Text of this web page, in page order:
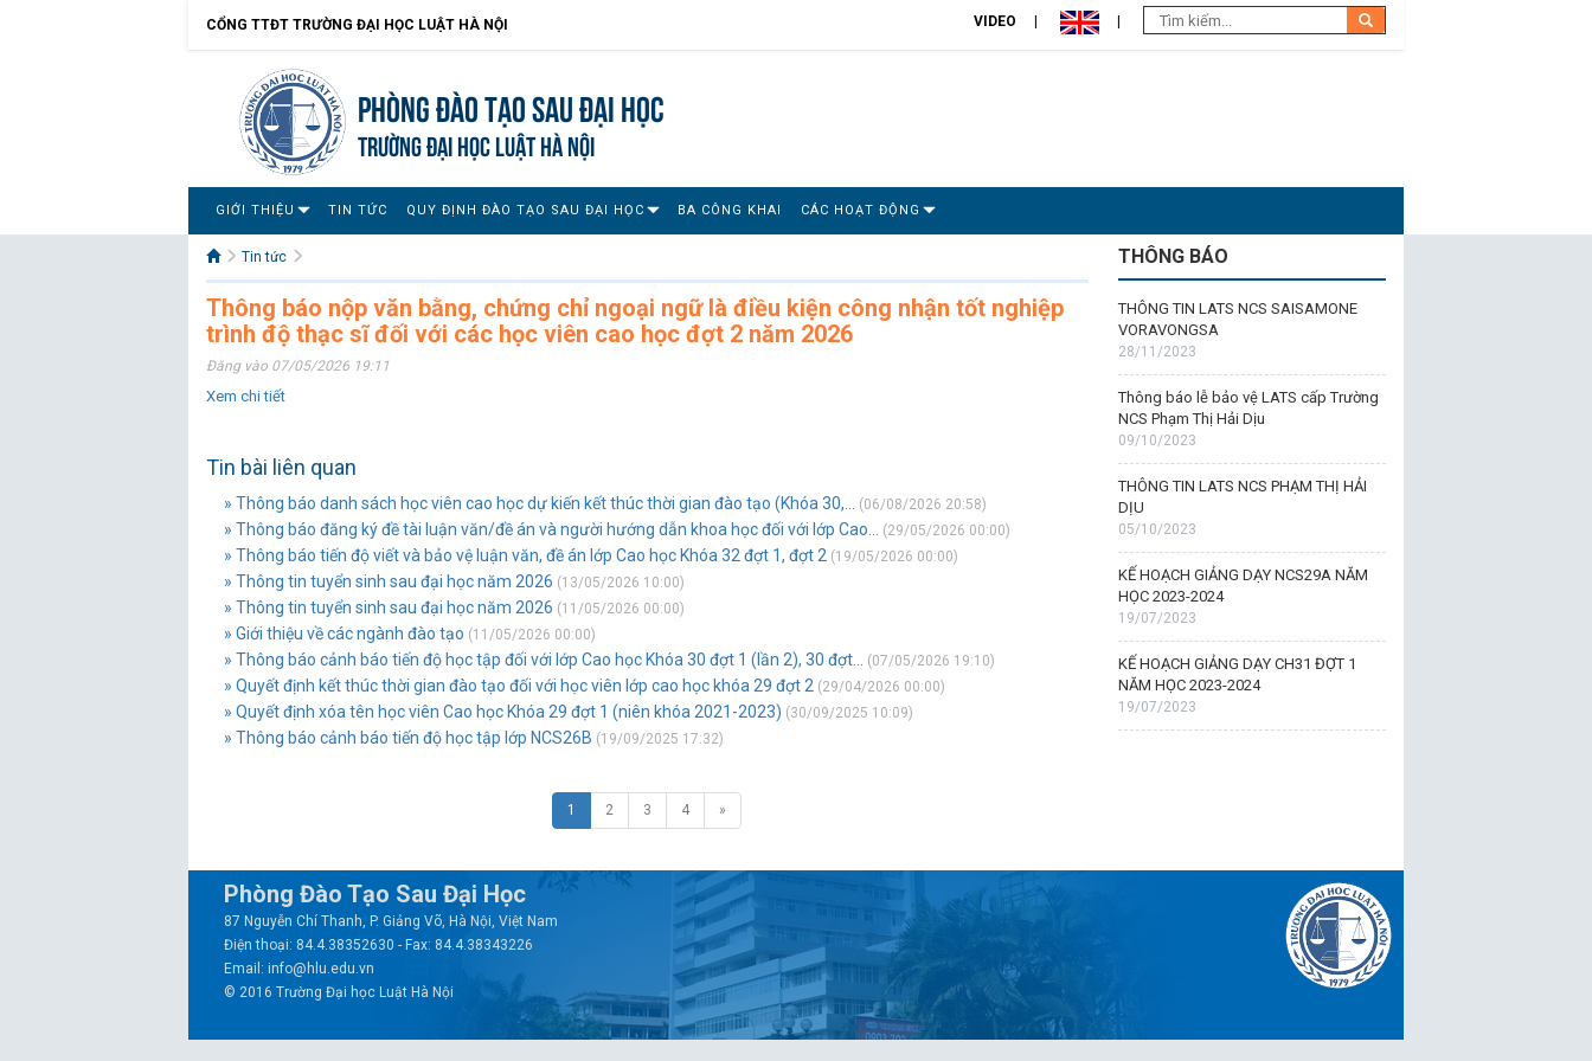
CỔNG TTĐT TRƯỜNG ĐẠI HỌC LUẬT HÀ NỘI VIDEO
Phòng Đào tạo Sau đại học
TRƯỜNG ĐẠI HỌC LUẬT HÀ NỘI
GIỚI THIỆU TIN TỨC QUY ĐỊNH ĐÀO TẠO SAU ĐẠI HỌC BA CÔNG KHAI CÁC HOẠT ĐỘNG
Tin tức
Thông báo nộp văn bằng, chứng chỉ ngoại ngữ là điều kiện công nhận tốt nghiệp
trình độ thạc sĩ đối với các học viên cao học đợt 2 năm 2026
Đăng vào 07/05/2026 19:11
Xem chi tiết
Tin bài liên quan
» Thông báo danh sách học viên cao học dự kiến kết thúc thời gian đào tạo (Khóa 30,... (06/08/2026 20:58)
» Thông báo đăng ký đề tài luận văn/đề án và người hướng dẫn khoa học đối với lớp Cao... (29/05/2026 00:00)
» Thông báo tiến độ viết và bảo vệ luận văn, đề án lớp Cao học Khóa 32 đợt 1, đợt 2 (19/05/2026 00:00)
» Thông tin tuyển sinh sau đại học năm 2026 (13/05/2026 10:00)
» Thông tin tuyển sinh sau đại học năm 2026 (11/05/2026 00:00)
» Giới thiệu về các ngành đào tạo (11/05/2026 00:00)
» Thông báo cảnh báo tiến độ học tập đối với lớp Cao học Khóa 30 đợt 1 (lần 2), 30 đợt... (07/05/2026 19:10)
» Quyết định kết thúc thời gian đào tạo đối với học viên lớp cao học khóa 29 đợt 2 (29/04/2026 00:00)
» Quyết định xóa tên học viên Cao học Khóa 29 đợt 1 (niên khóa 2021-2023) (30/09/2025 10:09)
» Thông báo cảnh báo tiến độ học tập lớp NCS26B (19/09/2025 17:32)
1 2 3 4 »
THÔNG BÁO
THÔNG TIN LATS NCS SAISAMONE
VORAVONGSA
28/11/2023
Thông báo lễ bảo vệ LATS cấp Trường
NCS Phạm Thị Hải Dịu
09/10/2023
THÔNG TIN LATS NCS PHẠM THỊ HẢI
DỊU
05/10/2023
KẾ HOẠCH GIẢNG DẠY NCS29A NĂM
HỌC 2023-2024
19/07/2023
KẾ HOẠCH GIẢNG DẠY CH31 ĐỢT 1
NĂM HỌC 2023-2024
19/07/2023
Phòng Đào Tạo Sau Đại Học
87 Nguyễn Chí Thanh, P. Giảng Võ, Hà Nội, Việt Nam
Điện thoại: 84.4.38352630 - Fax: 84.4.38343226
Email: info@hlu.edu.vn
© 2016 Trường Đại học Luật Hà Nội